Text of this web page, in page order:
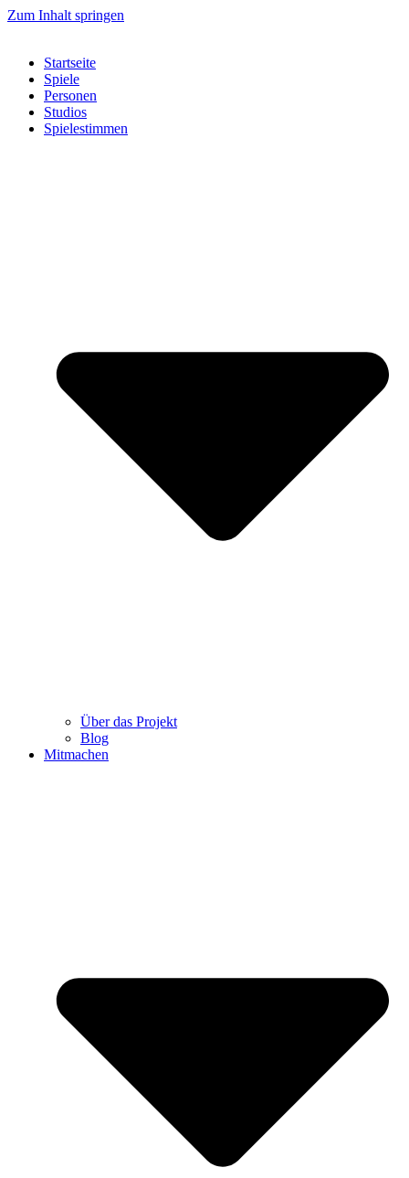
Zum Inhalt springen
Startseite
Spiele
Personen
Studios
Spielestimmen
Über das Projekt
Blog
Mitmachen